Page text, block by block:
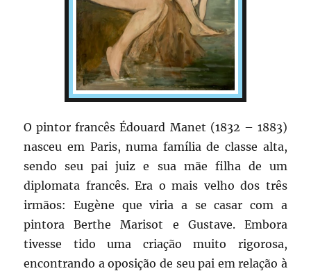
O pintor francês Édouard Manet (1832 – 1883)
nasceu em Paris, numa família de classe alta,
sendo seu pai juiz e sua mãe filha de um
diplomata francês. Era o mais velho dos três
irmãos: Eugène que viria a se casar com a
pintora Berthe Marisot e Gustave. Embora
tivesse tido uma criação muito rigorosa,
encontrando a oposição de seu pai em relação à